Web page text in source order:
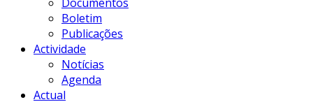
Boletim
Publicações
Actividade
Notícias
Agenda
Actual